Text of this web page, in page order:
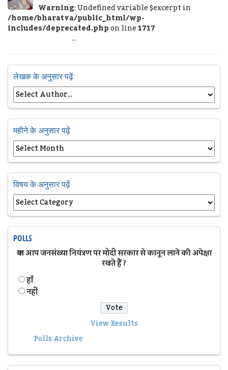
Warning: Undefined variable $excerpt in
/home/bharatva/public_html/wp-
includes/deprecated.phpon line1717
...
लेखक के अनुसार पढ़ें
महीने के अनुसार पढ़ें
विषय के अनुसार पढ़ें
POLLS
क्या आप जनसंख्या नियंत्रण पर मोदी सरकार से कानून लाने की अपेक्षा
रखते हैं ?
हॉं
नहीं
View Results
Polls Archive